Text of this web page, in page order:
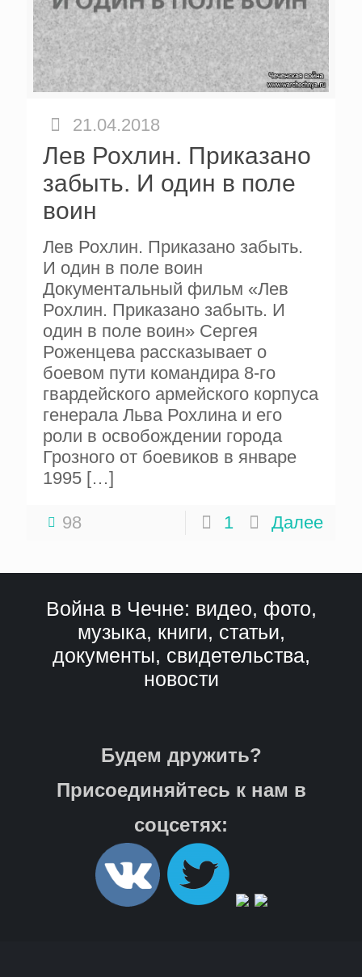
21.04.2018
Лев Рохлин. Приказано
забыть. И один в поле
воин
Лев Рохлин. Приказано забыть.
И один в поле воин
Документальный фильм «Лев
Рохлин. Приказано забыть. И
один в поле воин» Сергея
Роженцева рассказывает о
боевом пути командира 8-го
гвардейского армейского корпуса
генерала Льва Рохлина и его
роли в освобождении города
Грозного от боевиков в январе
1995 […]
98 1 Далее
Война в Чечне: видео, фото,
музыка, книги, статьи,
документы, свидетельства,
новости
Будем дружить?
Присоединяйтесь к нам в
соцсетях: